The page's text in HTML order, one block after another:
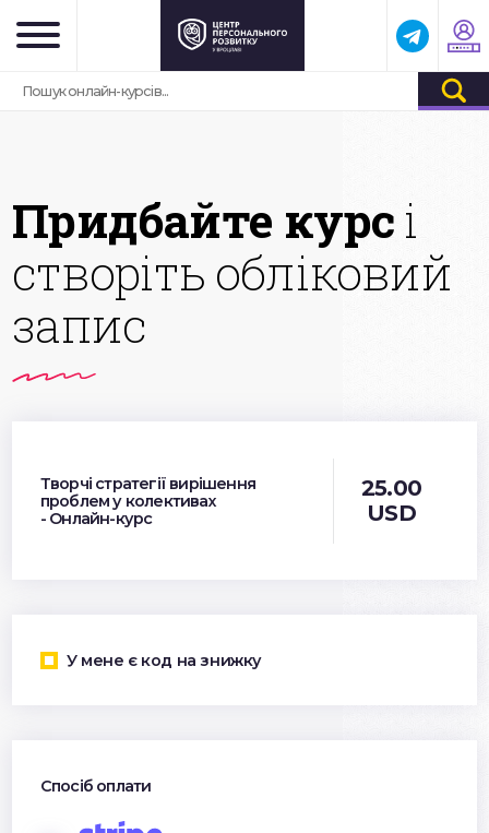
Придбайте курсі
створіть обліковий
запис
Творчі стратегії вирішення
проблем у колективах
- Онлайн-курс
25.00
USD
У мене є код на знижку
Спосіб оплати